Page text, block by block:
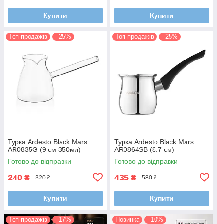
Купити Купити
Топ продажів –25%
Турка Ardesto Black Mars
AR0835G (9 см 350мл)
Готово до відправки
240 ₴ 320 ₴
Купити
Топ продажів –25%
Турка Ardesto Black Mars
AR0864SB (8.7 см)
Готово до відправки
435 ₴ 580 ₴
Купити
Топ продажів –17% Новинка –10%